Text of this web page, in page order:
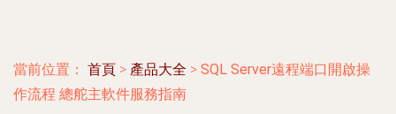
當前位置： 首頁 > 產品大全 > SQL Server遠程端口開啟操
作流程 總舵主軟件服務指南